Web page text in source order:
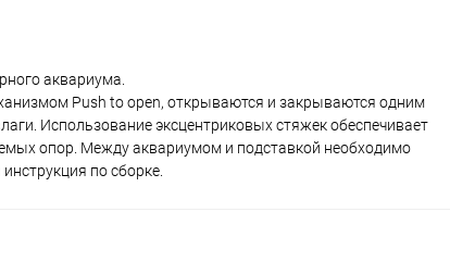
аквариума.
Push to open, открываются и закрываются одним
Использование эксцентриковых стяжек обеспечивает
опор. Между аквариумом и подставкой необходимо
по сборке.